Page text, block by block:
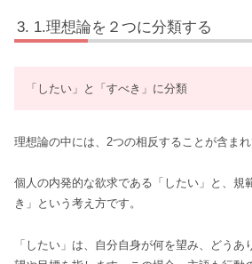
1.理想論を２つに分類する
「したい」と「すべき」に分類
理想論の中には、2つの相反することが含まれ
個人の内発的な欲求である「したい」と、規
き」という考え方です。
「したい」は、自分自身が何を望み、どう